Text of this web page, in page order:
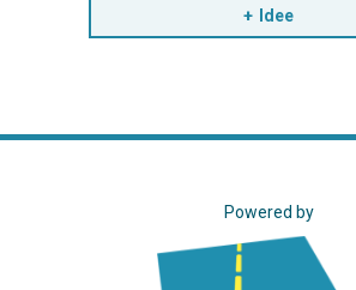
Idee
Powered by